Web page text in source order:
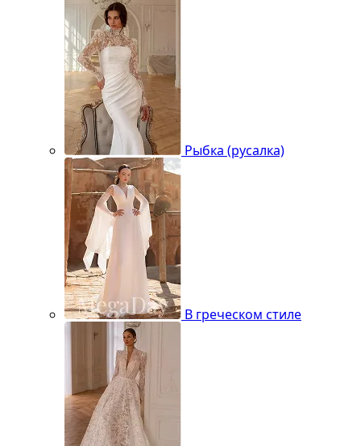
Рыбка (русалка)
В греческом стиле